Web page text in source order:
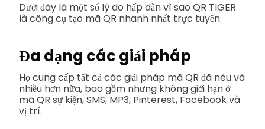
Dưới đây là một số lý do hấp dẫn vì sao QR TIGER
là công cụ tạo mã QR nhanh nhất trực tuyến
Đa dạng các giải pháp
Họ cung cấp tất cả các giải pháp mã QR đã nêu và
nhiều hơn nữa, bao gồm nhưng không giới hạn ở
mã QR sự kiện, SMS, MP3, Pinterest, Facebook và
vị trí.